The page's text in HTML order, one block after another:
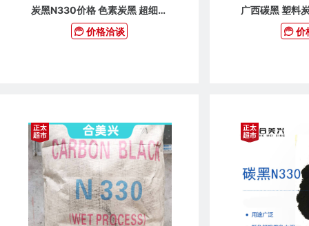
炭黑N330价格 色素炭黑 超细炭
黑
价格洽谈
广西碳黑 塑料
黑 超
价